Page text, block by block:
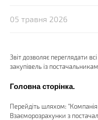
05 травня 2026
Звіт дозволяє переглядати
закупівель із
Головна сторінка.
Перейдіть шляхом: "Компанія
Взаєморозрахунки з